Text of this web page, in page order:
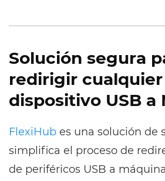
Solución segura
redirigir cualquier
dispositivo USB a
FlexiHub es una solución de
simplifica el proceso de
de periféricos USB a